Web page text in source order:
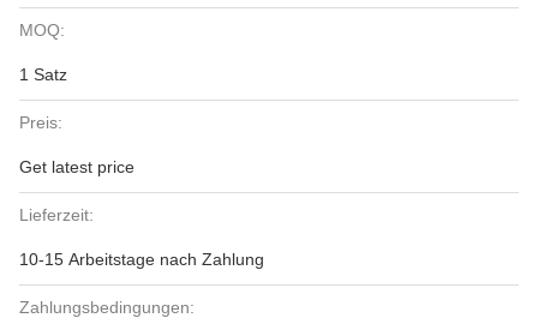
MOQ:
1 Satz
Preis:
Get latest price
Lieferzeit:
10-15 Arbeitstage nach Zahlung
Zahlungsbedingungen: